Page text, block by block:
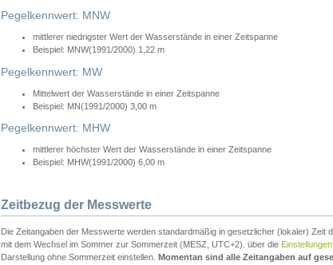
Pegelkennwert: MNW
mittlerer niedrigster Wert der Wasserstände in einer Zeitspanne
Beispiel: MNW(1991/2000) 1,22 m
Pegelkennwert: MW
Mittelwert der Wasserstände in einer Zeitspanne
Beispiel: MN(1991/2000) 3,00 m
Pegelkennwert: MHW
mittlerer höchster Wert der Wasserstände in einer Zeitspanne
Beispiel: MHW(1991/2000) 6,00 m
Zeitbezug der Messwerte
Die Zeitangaben der Messwerte werden standardmäßig in gesetzlicher (lokaler) Zeit
mit dem Wechsel im Sommer zur Sommerzeit (MESZ, UTC+2). über die Einstellungen
Darstellung ohne Sommerzeit einstellen. Momentan sind alle Zeitangaben auf